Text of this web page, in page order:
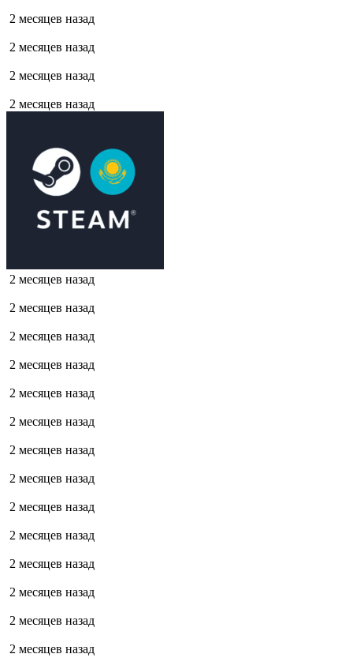
2 месяцев назад
2 месяцев назад
2 месяцев назад
2 месяцев назад
2 месяцев назад
2 месяцев назад
2 месяцев назад
2 месяцев назад
2 месяцев назад
2 месяцев назад
2 месяцев назад
2 месяцев назад
2 месяцев назад
2 месяцев назад
2 месяцев назад
2 месяцев назад
2 месяцев назад
2 месяцев назад